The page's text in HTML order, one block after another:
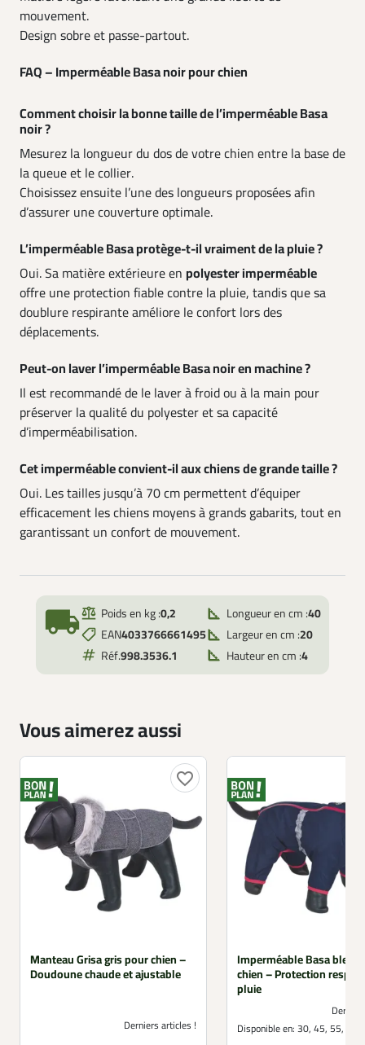
mouvement.
Design sobre et passe-partout.
FAQ – Imperméable Basa noir pour chien
Comment choisir la bonne taille de l’imperméable Basa
noir ?
Mesurez la longueur du dos de votre chien entre la base de
la queue et le collier.
Choisissez ensuite l’une des longueurs proposées afin
d’assurer une couverture optimale.
L’imperméable Basa protège-t-il vraiment de la pluie ?
Oui. Sa matière extérieure en polyester imperméable
offre une protection fiable contre la pluie, tandis que sa
doublure respirante améliore le confort lors des
déplacements.
Peut-on laver l’imperméable Basa noir en machine ?
Il est recommandé de le laver à froid ou à la main pour
préserver la qualité du polyester et sa capacité
d’imperméabilisation.
Cet imperméable convient-il aux chiens de grande taille ?
Oui. Les tailles jusqu’à 70 cm permettent d’équiper
efficacement les chiens moyens à grands gabarits, tout en
garantissant un confort de mouvement.
local_shipping Poids en kg :0,2
EAN4033766661495
Réf.998.3536.1
Longueur en cm :40
Largeur en cm :20
Hauteur en cm :4
Vous aimerez aussi
favorite_border
Manteau Grisa gris pour chien –
Doudoune chaude et ajustable
Derniers articles !
Imperméable Basa bleu
chien – Protection
pluie
Disponible en:30, 45, 55, 65